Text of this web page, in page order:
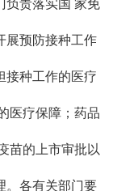
负责落实国 家免
展预防接种工作
接种工作的医疗
医疗保障；药品
苗的上市审批以
。各有关部门要